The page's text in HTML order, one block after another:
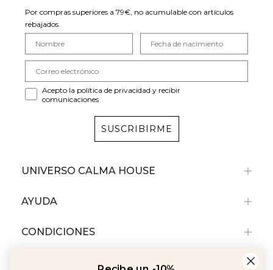
Por compras superiores a 79€, no acumulable con artículos
rebajados.
Acepto la política de privacidad y recibir
comunicaciones
SUSCRIBIRME
UNIVERSO CALMA HOUSE
AYUDA
CONDICIONES